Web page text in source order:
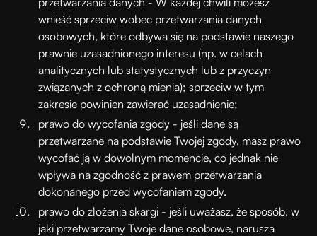
wnieść sprzeciw wobec przetwarzania danych
osobowych, które odbywa się na podstawie naszego
prawnie uzasadnionego interesu (np. w celach
analitycznych lub statystycznych lub z przyczyn
związanych z ochroną mienia); sprzeciw w tym
zakresie powinien zawierać uzasadnienie;
prawo do wycofania zgody - jeśli dane są
przetwarzane na podstawie Twojej zgody, masz prawo
wycofać ją w dowolnym momencie, co jednak nie
wpływa na zgodność z prawem przetwarzania
dokonanego przed wycofaniem zgody.
prawo do złożenia skargi - jeśli uważasz, że sposób, w
jaki przetwarzamy Twoje dane osobowe, narusza